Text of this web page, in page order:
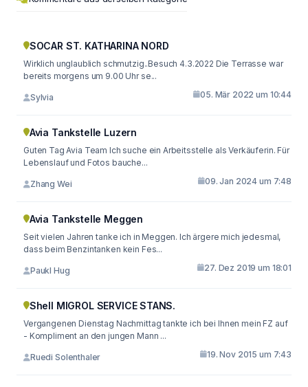
SOCAR ST. KATHARINA NORD
Wirklich unglaublich schmutzig..Besuch 4.3.2022 Die Terrasse war
bereits morgens um 9.00 Uhr se...
Sylvia 05. Mär 2022 um 10:44
Avia Tankstelle Luzern
Guten Tag Avia Team Ich suche ein Arbeitsstelle als Verkäuferin. Für
Lebenslauf und Fotos bauche...
Zhang Wei 09. Jan 2024 um 7:48
Avia Tankstelle Meggen
Seit vielen Jahren tanke ich in Meggen. Ich ärgere mich jedesmal,
dass beim Benzintanken kein Fes...
Paukl Hug 27. Dez 2019 um 18:01
Shell MIGROL SERVICE STANS.
Vergangenen Dienstag Nachmittag tankte ich bei Ihnen mein FZ auf
- Kompliment an den jungen Mann ...
Ruedi Solenthaler 19. Nov 2015 um 7:43